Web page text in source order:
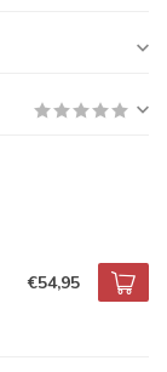
€54,95